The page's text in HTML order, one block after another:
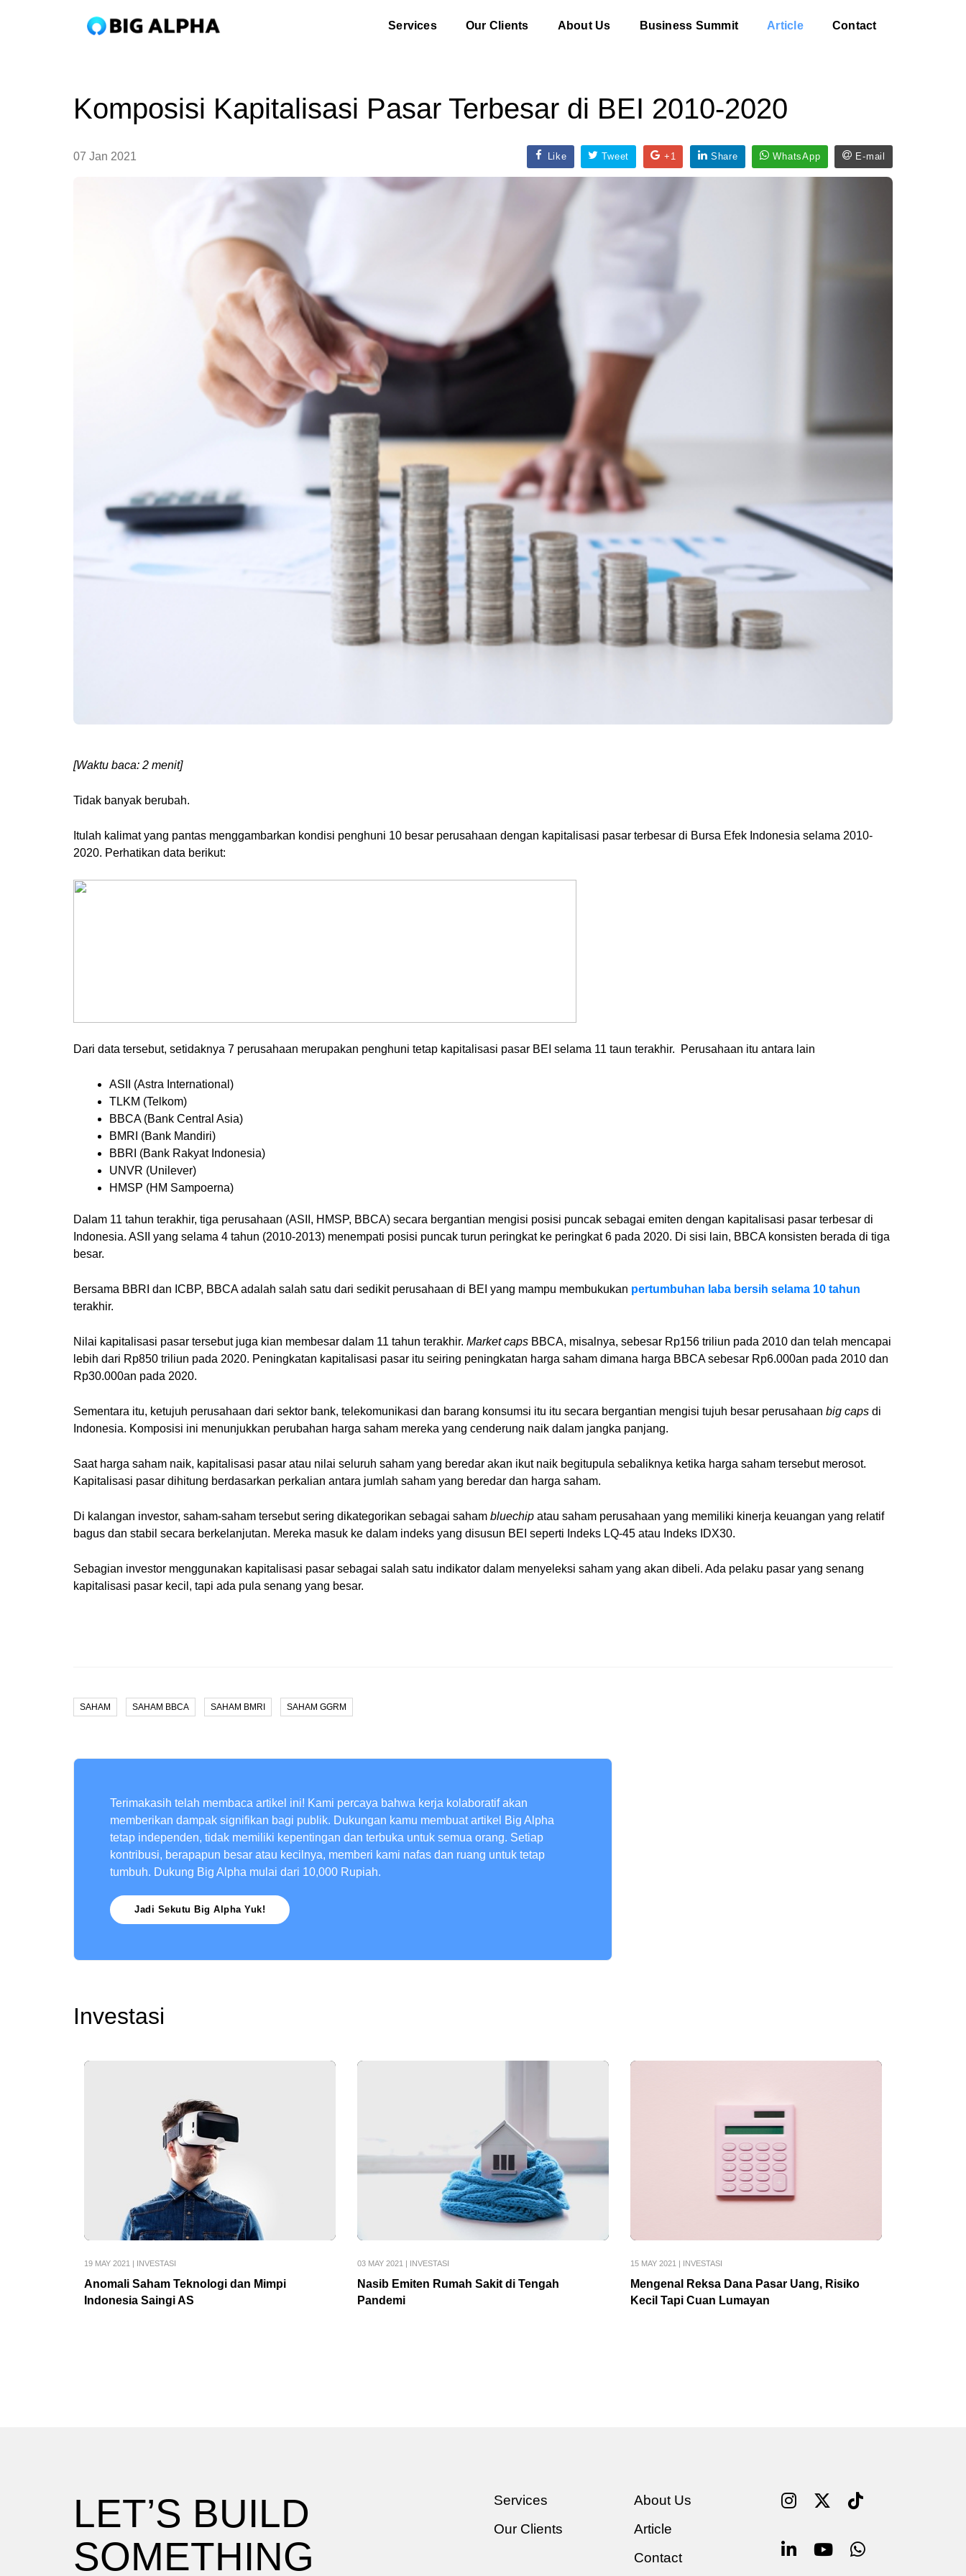
Services Our Clients About Us Business Summit Article Contact
Komposisi Kapitalisasi Pasar Terbesar di BEI 2010-2020
07 Jan 2021 Like Tweet +1 Share WhatsApp E-mail
[Waktu baca: 2 menit]
Tidak banyak berubah.
Itulah kalimat yang pantas menggambarkan kondisi penghuni 10 besar perusahaan dengan kapitalisasi pasar terbesar di Bursa Efek Indonesia selama 2010-
2020. Perhatikan data berikut:
Dari data tersebut, setidaknya 7 perusahaan merupakan penghuni tetap kapitalisasi pasar BEI selama 11 taun terakhir. Perusahaan itu antara lain
ASII (Astra International)
TLKM (Telkom)
BBCA (Bank Central Asia)
BMRI (Bank Mandiri)
BBRI (Bank Rakyat Indonesia)
UNVR (Unilever)
HMSP (HM Sampoerna)
Dalam 11 tahun terakhir, tiga perusahaan (ASII, HMSP, BBCA) secara bergantian mengisi posisi puncak sebagai emiten dengan kapitalisasi pasar terbesar di
Indonesia. ASII yang selama 4 tahun (2010-2013) menempati posisi puncak turun peringkat ke peringkat 6 pada 2020. Di sisi lain, BBCA konsisten berada di tiga
besar.
Bersama BBRI dan ICBP, BBCA adalah salah satu dari sedikit perusahaan di BEI yang mampu membukukan pertumbuhan laba bersih selama 10 tahun
terakhir.
Nilai kapitalisasi pasar tersebut juga kian membesar dalam 11 tahun terakhir. Market caps BBCA, misalnya, sebesar Rp156 triliun pada 2010 dan telah mencapai
lebih dari Rp850 triliun pada 2020. Peningkatan kapitalisasi pasar itu seiring peningkatan harga saham dimana harga BBCA sebesar Rp6.000an pada 2010 dan
Rp30.000an pada 2020.
Sementara itu, ketujuh perusahaan dari sektor bank, telekomunikasi dan barang konsumsi itu itu secara bergantian mengisi tujuh besar perusahaan big caps di
Indonesia. Komposisi ini menunjukkan perubahan harga saham mereka yang cenderung naik dalam jangka panjang.
Saat harga saham naik, kapitalisasi pasar atau nilai seluruh saham yang beredar akan ikut naik begitupula sebaliknya ketika harga saham tersebut merosot.
Kapitalisasi pasar dihitung berdasarkan perkalian antara jumlah saham yang beredar dan harga saham.
Di kalangan investor, saham-saham tersebut sering dikategorikan sebagai saham bluechip atau saham perusahaan yang memiliki kinerja keuangan yang relatif
bagus dan stabil secara berkelanjutan. Mereka masuk ke dalam indeks yang disusun BEI seperti Indeks LQ-45 atau Indeks IDX30.
Sebagian investor menggunakan kapitalisasi pasar sebagai salah satu indikator dalam menyeleksi saham yang akan dibeli. Ada pelaku pasar yang senang
kapitalisasi pasar kecil, tapi ada pula senang yang besar.
SAHAM SAHAM BBCA SAHAM BMRI SAHAM GGRM
Terimakasih telah membaca artikel ini! Kami percaya bahwa kerja kolaboratif akan
memberikan dampak signifikan bagi publik. Dukungan kamu membuat artikel Big Alpha
tetap independen, tidak memiliki kepentingan dan terbuka untuk semua orang. Setiap
kontribusi, berapapun besar atau kecilnya, memberi kami nafas dan ruang untuk tetap
tumbuh. Dukung Big Alpha mulai dari 10,000 Rupiah.
Jadi Sekutu Big Alpha Yuk!
Investasi
19 MAY 2021 | INVESTASI
Anomali Saham Teknologi dan Mimpi
Indonesia Saingi AS
03 MAY 2021 | INVESTASI
Nasib Emiten Rumah Sakit di Tengah
Pandemi
15 MAY 2021 | INVESTASI
Mengenal Reksa Dana Pasar Uang, Risiko
Kecil Tapi Cuan Lumayan
LET’S BUILD
SOMETHING
Services
Our Clients
About Us
Article
Contact